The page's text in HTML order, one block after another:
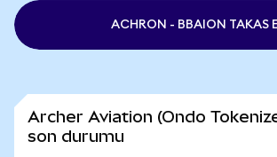
ACHRON - BBAION TAKAS
Archer Aviation (Ondo
son durumu